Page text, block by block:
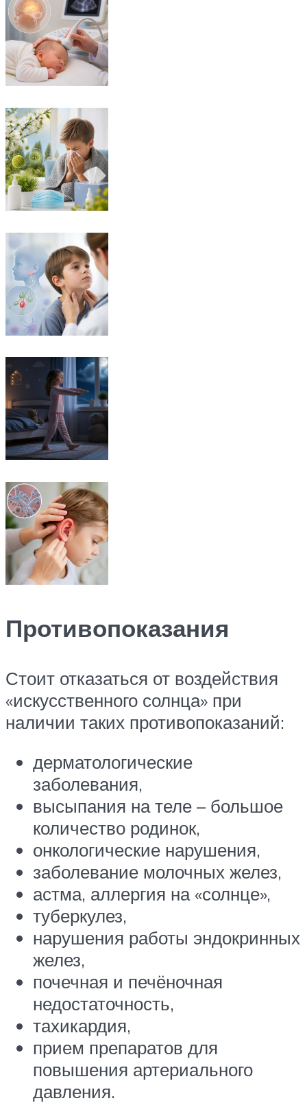
Противопоказания
Стоит отказаться от воздействия
«искусственного солнца» при
наличии таких противопоказаний:
дерматологические
заболевания,
высыпания на теле – большое
количество родинок,
онкологические нарушения,
заболевание молочных желез,
астма, аллергия на «солнце»,
туберкулез,
нарушения работы эндокринных
желез,
почечная и печёночная
недостаточность,
тахикардия,
прием препаратов для
повышения артериального
давления.